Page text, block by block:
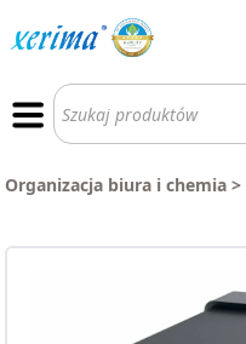
Wyszukiwarka
produktów
Organizacja biura i chemia >